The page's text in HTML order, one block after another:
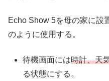
Echo Show 5を母の家に設
のように使用する。
待機画面には時計、天
る状態にする。